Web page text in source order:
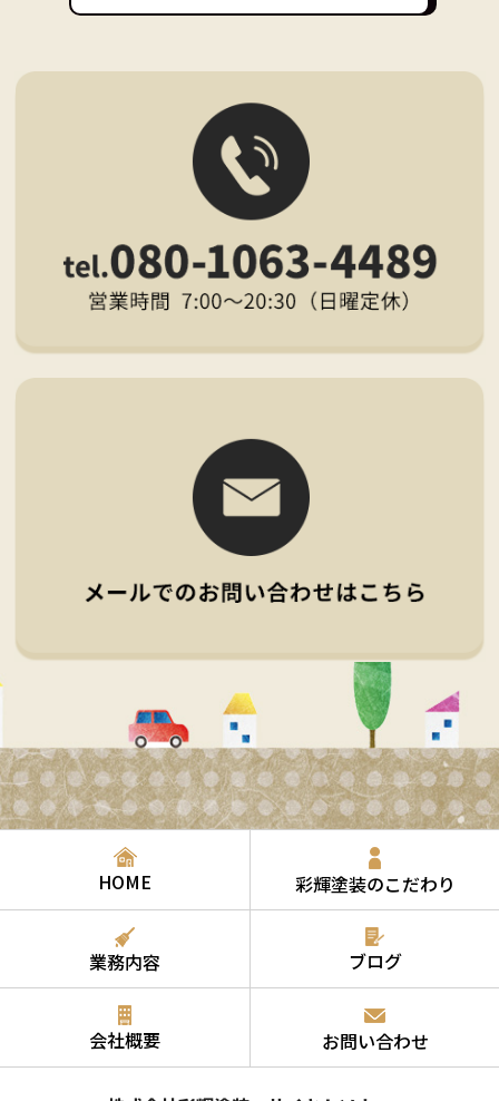
HOME 彩輝塗装のこだわり
業務内容 ブログ
会社概要 お問い合わせ